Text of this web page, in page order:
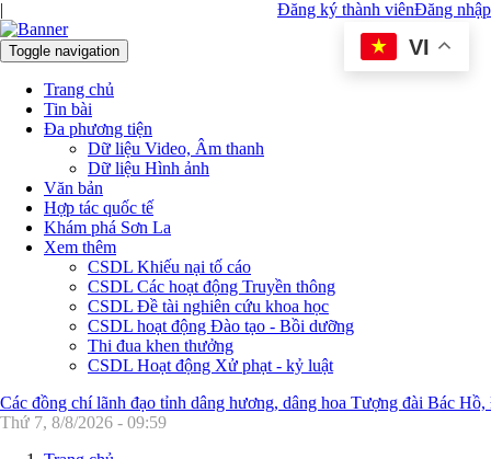
Đăng nhập
| Đăng ký thành viên
Toggle navigation
Trang chủ
Tin bài
Đa phương tiện
Dữ liệu Video, Âm thanh
Dữ liệu Hình ảnh
Văn bản
Hợp tác quốc tế
Khám phá Sơn La
Xem thêm
CSDL Khiếu nại tố cáo
CSDL Các hoạt động Truyền thông
CSDL Đề tài nghiên cứu khoa học
CSDL hoạt động Đào tạo - Bồi dưỡng
Thi đua khen thưởng
CSDL Hoạt động Xử phạt - kỷ luật
VI
Các đồng chí lãnh đạo tỉnh dâng hương, dâng hoa Tượng đài Bác
Thứ 7, 8/8/2026 - 09:59